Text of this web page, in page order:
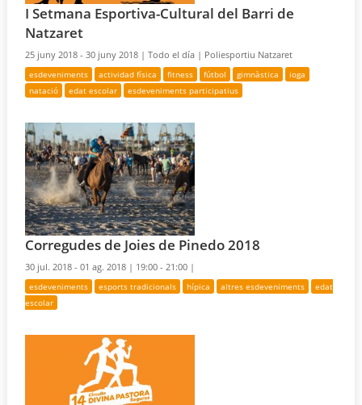
I Setmana Esportiva-Cultural del Barri de
Natzaret
25 juny 2018 - 30 juny 2018 |Todo el día | Poliesportiu Natzaret
esdeveniments actividad física fitness fútbol gimnàstica
ioga
natació
edat escolar esdeveniments participatius
Corregudes de Joies de Pinedo 2018
30 jul. 2018 - 01 ag. 2018 | 19:00 - 21:00 |
esdeveniments esports tradicionals hípica altres esdeveniments
edat
escolar